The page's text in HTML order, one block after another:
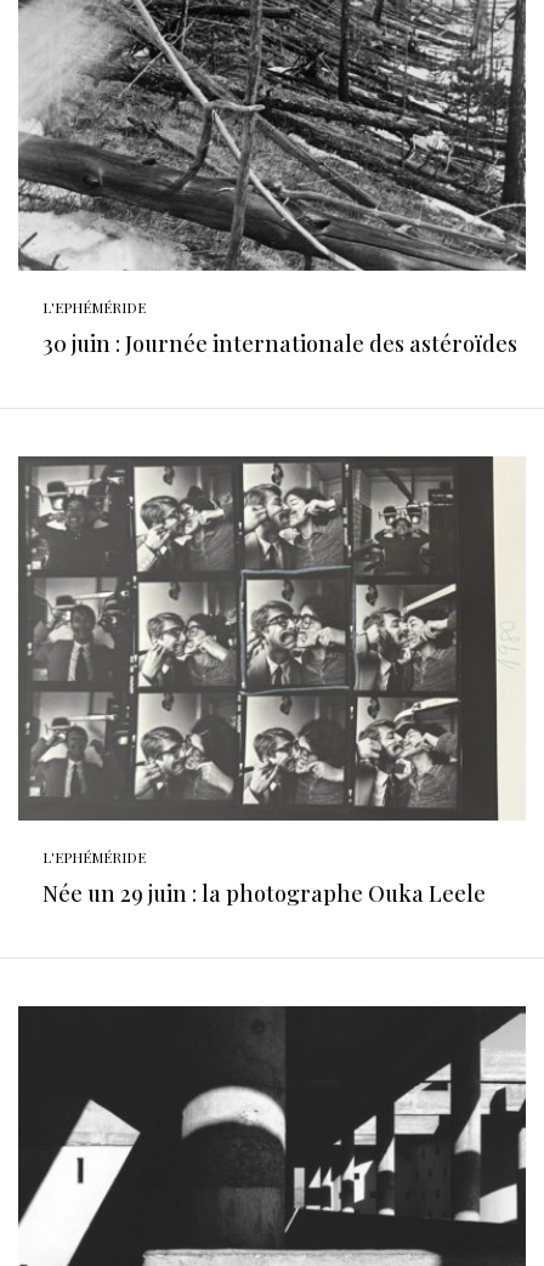
L'EPHÉMÉRIDE
30 juin : Journée internationale des astéroïdes
L'EPHÉMÉRIDE
Née un 29 juin : la photographe Ouka Leele